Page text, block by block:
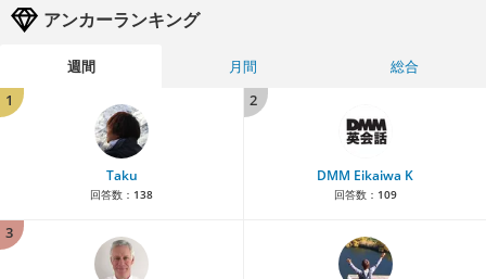
アンカーランキング
週間 月間
総合
1
Taku
回答数： 138
2
DMM Eikaiwa K
回答数： 109
3